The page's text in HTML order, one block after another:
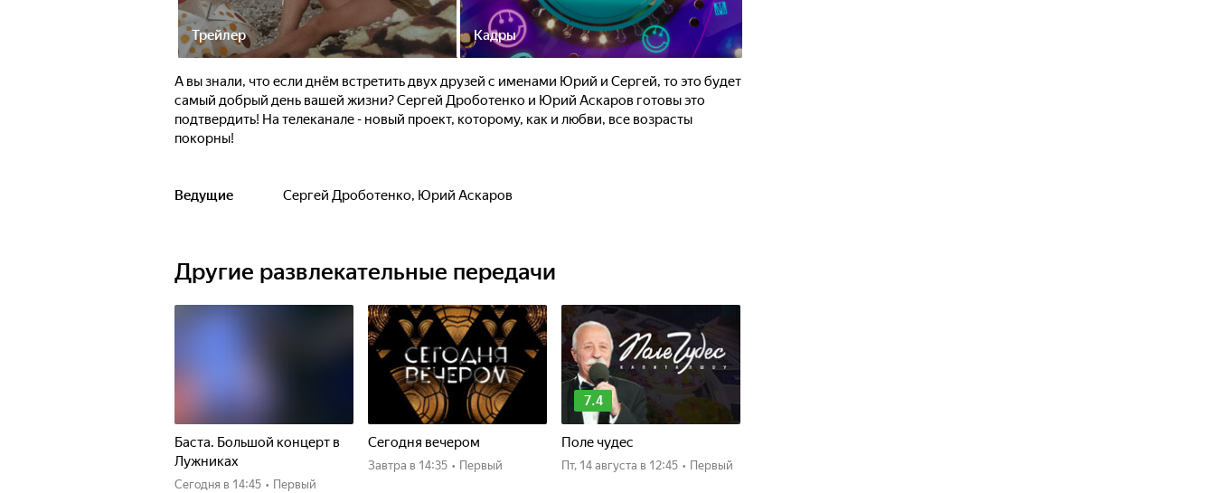
Трейлер Кадры
А вы знали, что если днём встретить двух друзей с именами Юрий и Сергей, то это будет
самый добрый день вашей жизни? Сергей Дроботенко и Юрий Аскаров готовы это
подтвердить! На телеканале - новый проект, которому, как и любви, все возрасты
покорны!
Ведущие Сергей Дроботенко, Юрий Аскаров
Другие развлекательные передачи
Баста. Большой концерт в
Лужниках
Сегодня в 14:45 • Первый
Сегодня вечером
Завтра в 14:35 • Первый
7.4
Поле чудес
пт, 14 августа в 12:45 • Первый